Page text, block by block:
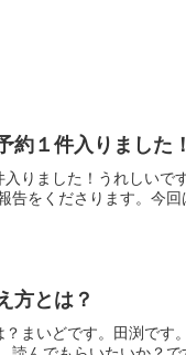
１件入りました
りました！うれしいで
告をくださります。今
方とは？
まいどです。田渕です